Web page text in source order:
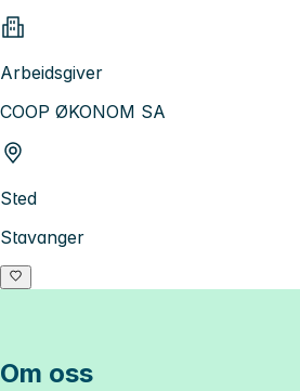
Arbeidsgiver
COOP ØKONOM SA
Sted
Stavanger
Om oss